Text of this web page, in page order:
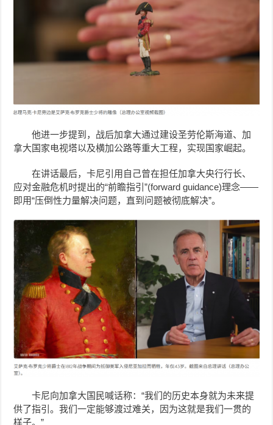
他进一步提到，战后加拿大通过建设圣劳伦斯海道、加
拿大国家电视塔以及横加公路等重大工程，实现国家崛起。
在讲话最后，卡尼引用自己曾在担任加拿大央行行长、
应对金融危机时提出的“前瞻指引”(forward guidance)理念——
即用“压倒性力量解决问题，直到问题被彻底解决”。
卡尼向加拿大国民喊话称：“我们的历史本身就为未来提
供了指引。我们一定能够渡过难关，因为这就是我们一贯的
样子。”